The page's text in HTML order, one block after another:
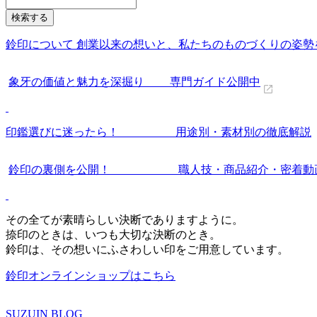
鈴印について 創業以来の想いと、私たちのものづくりの姿勢
象牙の価値と魅力を深掘り 専門ガイド公開中
印鑑選びに迷ったら！ 用途別・素材別の徹底解説
鈴印の裏側を公開！ 職人技・商品紹介・密着動
その全てが素晴らしい決断でありますように。
捺印のときは、いつも大切な決断のとき。
鈴印は、その想いにふさわしい印をご用意しています。
鈴印オンラインショップはこちら
SUZUIN BLOG